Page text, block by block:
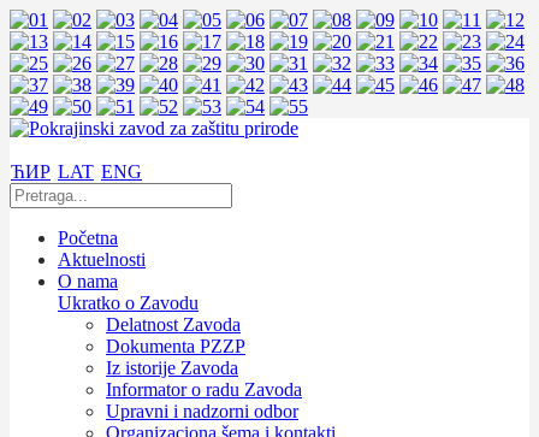
ЋИР LAT ENG
Početna
Aktuelnosti
O nama
Ukratko o Zavodu
Delatnost Zavoda
Dokumenta PZZP
Iz istorije Zavoda
Informator o radu Zavoda
Upravni i nadzorni odbor
Organizaciona šema i kontakti